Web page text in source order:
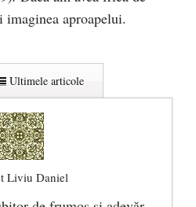
aproapelui.
Ultimele articole
Liviu Daniel